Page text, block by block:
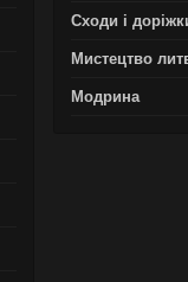
Сходи і
Мистецтво
Модрина